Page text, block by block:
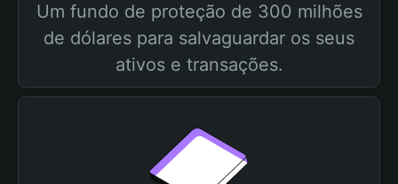
Um fundo de proteção de 300 milhões
de dólares para salvaguardar os seus
ativos e transações.